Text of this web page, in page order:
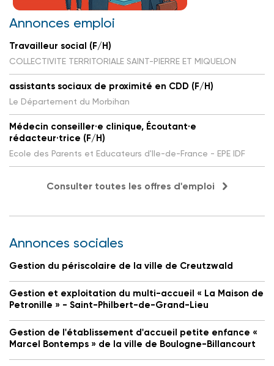
Annonces emploi
Travailleur social (F/H)
COLLECTIVITE TERRITORIALE SAINT-PIERRE ET MIQUELON
assistants sociaux de proximité en CDD (F/H)
Le Département du Morbihan
Médecin conseiller·e clinique, Écoutant·e
rédacteur·trice (F/H)
Ecole des Parents et Educateurs d'Ile-de-France - EPE IDF
Consulter toutes les offres d'emploi
Annonces sociales
Gestion du périscolaire de la ville de Creutzwald
Gestion et exploitation du multi-accueil « La Maison de
Petronille » - Saint-Philbert-de-Grand-Lieu
Gestion de l'établissement d'accueil petite enfance «
Marcel Bontemps » de la ville de Boulogne-Billancourt